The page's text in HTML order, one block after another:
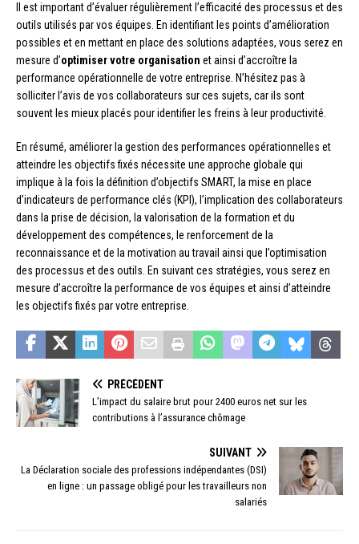
Il est important d’évaluer régulièrement l’efficacité des processus et des
outils utilisés par vos équipes. En identifiant les points d’amélioration
possibles et en mettant en place des solutions adaptées, vous serez en
mesure d’optimiser votre organisation et ainsi d’accroître la
performance opérationnelle de votre entreprise. N’hésitez pas à
solliciter l’avis de vos collaborateurs sur ces sujets, car ils sont
souvent les mieux placés pour identifier les freins à leur productivité.
En résumé, améliorer la gestion des performances opérationnelles et
atteindre les objectifs fixés nécessite une approche globale qui
implique à la fois la définition d’objectifs SMART, la mise en place
d’indicateurs de performance clés (KPI), l’implication des collaborateurs
dans la prise de décision, la valorisation de la formation et du
développement des compétences, le renforcement de la
reconnaissance et de la motivation au travail ainsi que l’optimisation
des processus et des outils. En suivant ces stratégies, vous serez en
mesure d’accroître la performance de vos équipes et ainsi d’atteindre
les objectifs fixés par votre entreprise.
PRÉCÉDENT
L’impact du salaire brut pour 2400 euros net sur les
contributions à l’assurance chômage
SUIVANT
La Déclaration sociale des professions indépendantes (DSI)
en ligne : un passage obligé pour les travailleurs non
salariés